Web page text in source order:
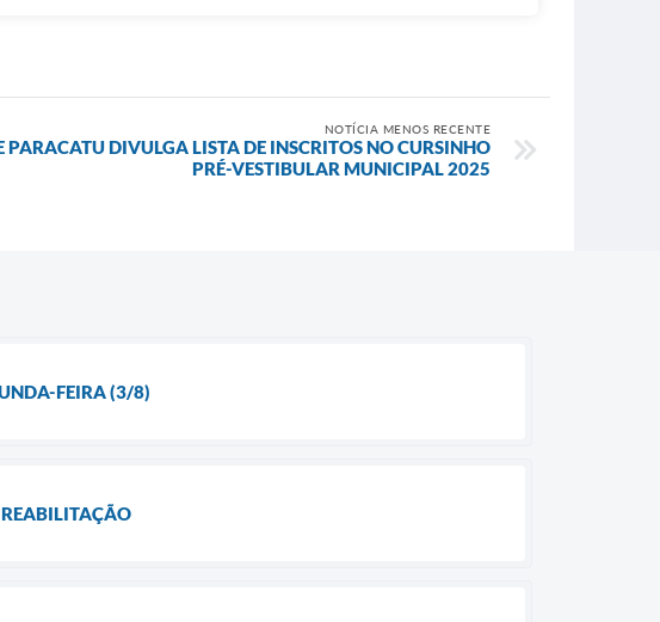
NOTÍCIA MENOS RECENTE
PARACATU DIVULGA LISTA DE INSCRITOS NO CURSINHO
PRÉ-VESTIBULAR MUNICIPAL 2025
FEIRA (3/8)